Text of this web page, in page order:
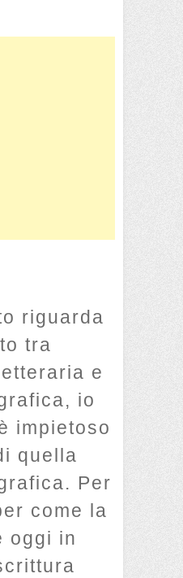
riguarda
tra
e
io
impietoso
quella
Per
come la
oggi in